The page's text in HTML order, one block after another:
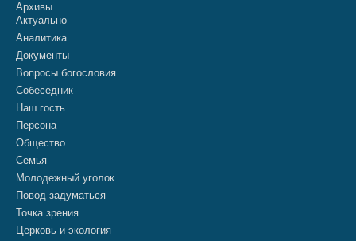
Архивы
Актуально
Аналитика
Документы
Вопросы богословия
Собеседник
Наш гость
Персона
Общество
Семья
Молодежный уголок
Повод задуматься
Точка зрения
Церковь и экология